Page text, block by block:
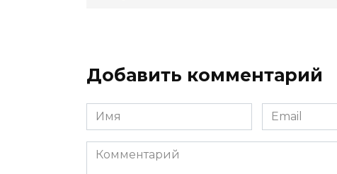
Добавить комментарий
Имя
*
Email
*
Комментарий